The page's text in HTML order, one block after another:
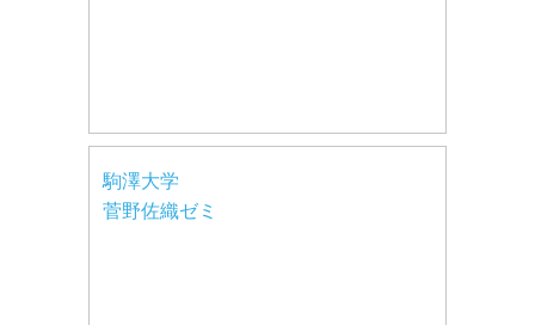
駒澤大学
菅野佐織ゼミ